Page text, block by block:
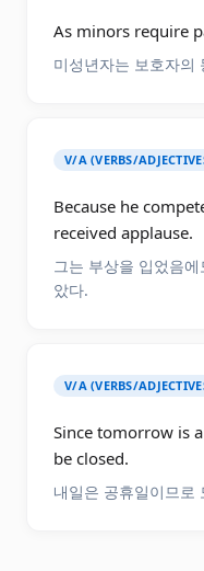
As minors require
미성년자는 보호자의
V/A (VERBS/
Because he
received applause.
그는 부상을 입었음
았다.
V/A (VERBS/
Since tomorrow is
be closed.
내일은 공휴일이므로